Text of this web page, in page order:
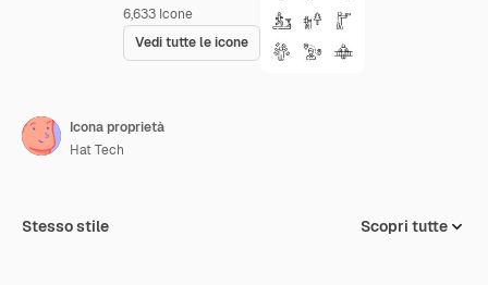
6,633 Icone
Vedi tutte le icone
Icona proprietà
Hat Tech
Stesso stile Scopri tutte